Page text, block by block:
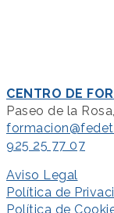
CENTRO DE
Paseo de la
925 25 77 07
Aviso Legal
Política de
Política de